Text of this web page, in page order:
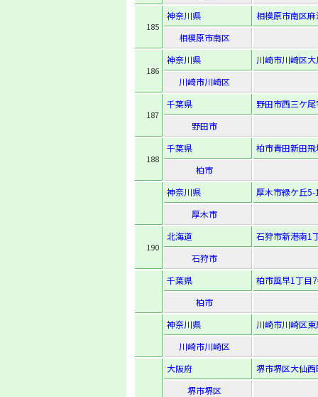
185
神奈川県
相模原市南区
相模原市南区
186
神奈川県
川崎市川崎区
川崎市川崎区
187
千葉県
野田市西三ケ
野田市
188
千葉県
柏市青田新田
柏市
神奈川県
厚木市緑ケ丘5-
厚木市
190
北海道
石狩市新港南1
石狩市
千葉県
柏市風早1丁目
柏市
神奈川県
川崎市川崎区
川崎市川崎区
大阪府
堺市堺区大仙
堺市堺区